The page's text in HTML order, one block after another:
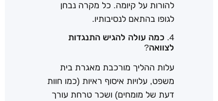
להורות על קיומה. כל מקרה נבחן
לגופו בהתאם לנסיבותיו.
4. כמה עולה להגיש התנגדות
לצוואה?
עלות ההליך מורכבת מאגרת בית
משפט, עלויות איסוף ראיות (כמו חוות
דעת של מומחים) ושכר טרחת עורך